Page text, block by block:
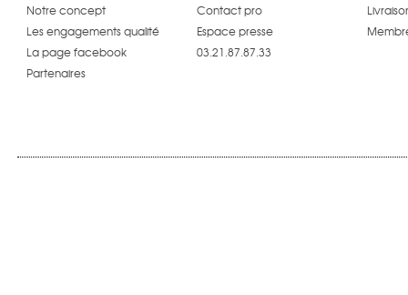
Notre concept
Les engagements qualité
La page facebook
Partenaires
Contact pro
Espace presse
03.21.87.87.33